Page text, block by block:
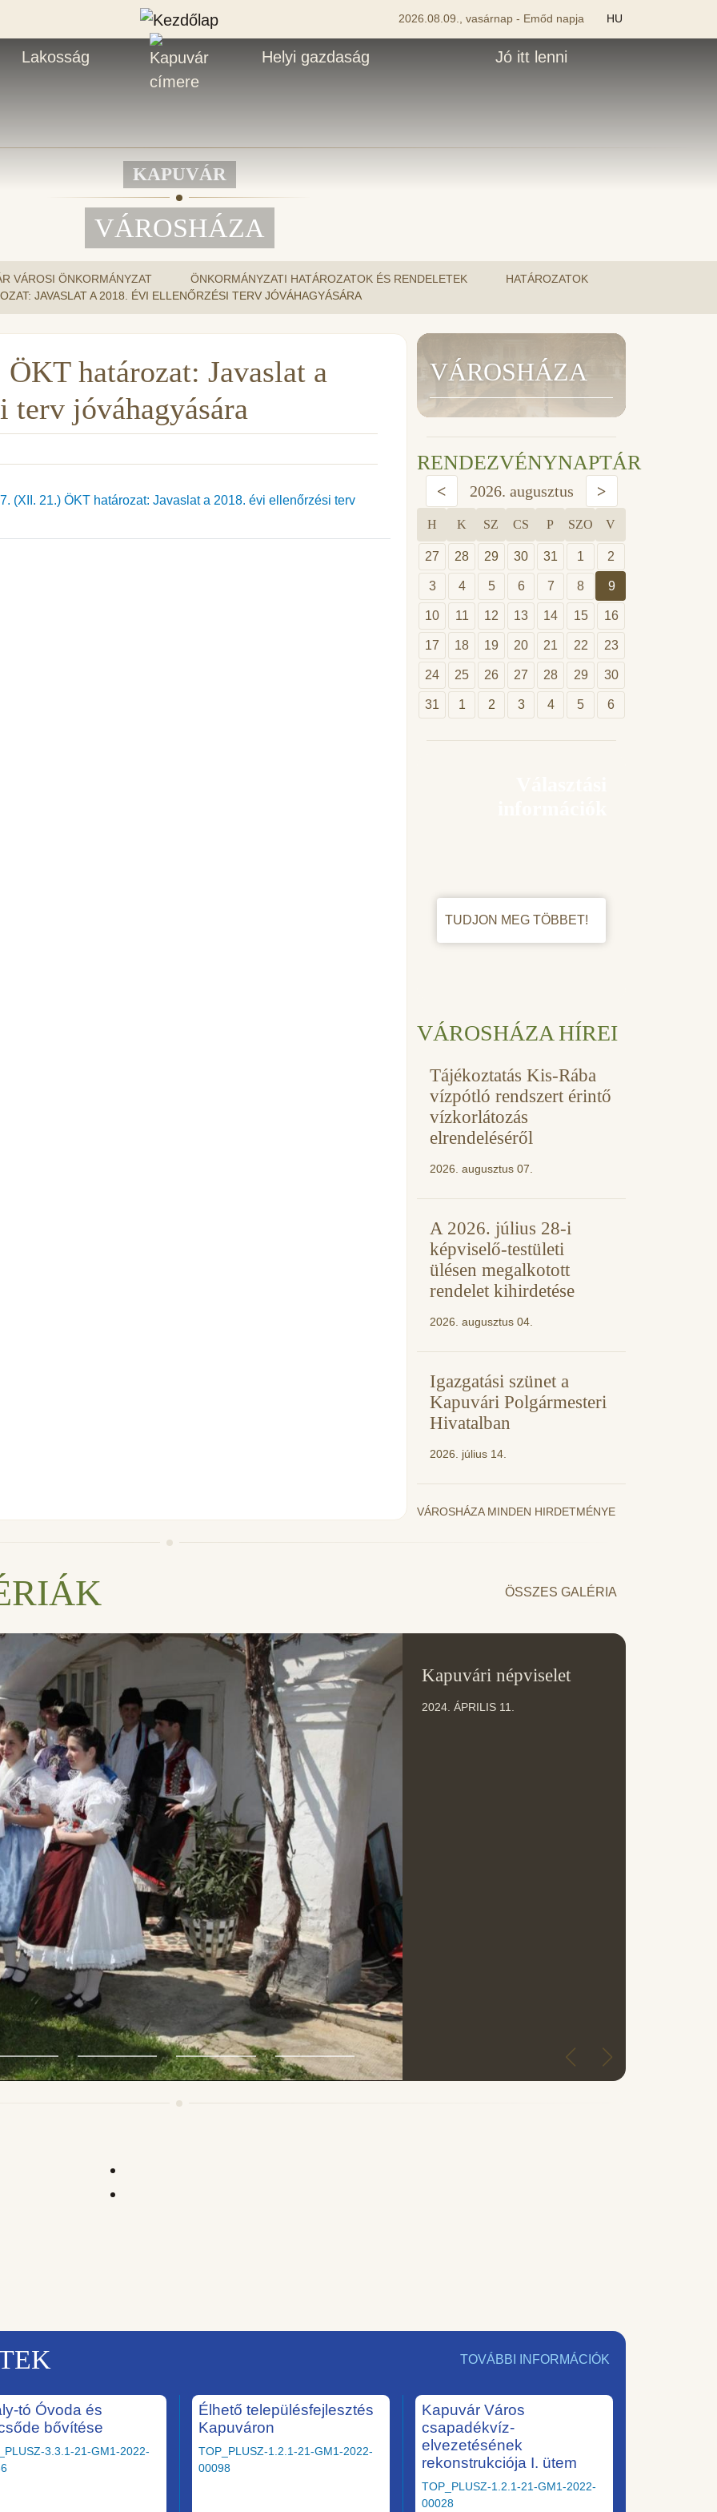
2026.08.09., vasárnap - Emőd napja HU
Lakosság Helyi gazdaság Jó itt lenni
KAPUVÁR
VÁROSHÁZA
VÁROSI ÖNKORMÁNYZAT ÖNKORMÁNYZATI HATÁROZATOK ÉS RENDELETEK
HATÁROZATOK
JAVASLAT A 2018. ÉVI ELLENŐRZÉSI TERV JÓVÁHAGYÁSÁRA
határozat: Javaslat a
terv jóváhagyására
(XII. 21.) ÖKT határozat: Javaslat a 2018. évi ellenőrzési terv
VÁROSHÁZA
RENDEZVÉNYNAPTÁR
< 2026. augusztus >
H K SZ CS P SZO V
27 28 29 30 31 1 2
3 4 5 6 7 8 9
10 11 12 13 14 15 16
17 18 19 20 21 22 23
24 25 26 27 28 29 30
31 1 2 3 4 5 6
TUDJON MEG TÖBBET!
VÁROSHÁZA HÍREI
Tájékoztatás Kis-Rába
vízpótló rendszert érintő
vízkorlátozás
elrendeléséről
2026. augusztus 07.
A 2026. július 28-i
képviselő-testületi
ülésen megalkotott
rendelet kihirdetése
2026. augusztus 04.
Igazgatási szünet a
Kapuvári Polgármesteri
Hivatalban
2026. július 14.
VÁROSHÁZA MINDEN HIRDETMÉNYE
ÖSSZES GALÉRIA
Kapuvári népviselet
2024. ÁPRILIS 11.
TOVÁBBI INFORMÁCIÓK
tó Óvoda és
bővítése
3.3.1-21-GM1-2022-
Élhető településfejlesztés
Kapuváron
TOP_PLUSZ-1.2.1-21-GM1-2022-
00098
Kapuvár Város
csapadékvíz-
elvezetésének
rekonstrukciója I. ütem
TOP_PLUSZ-1.2.1-21-GM1-2022-
00028